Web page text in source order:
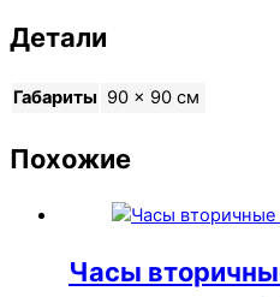
Детали
Габариты 90 × 90 см
Похожие
Часы